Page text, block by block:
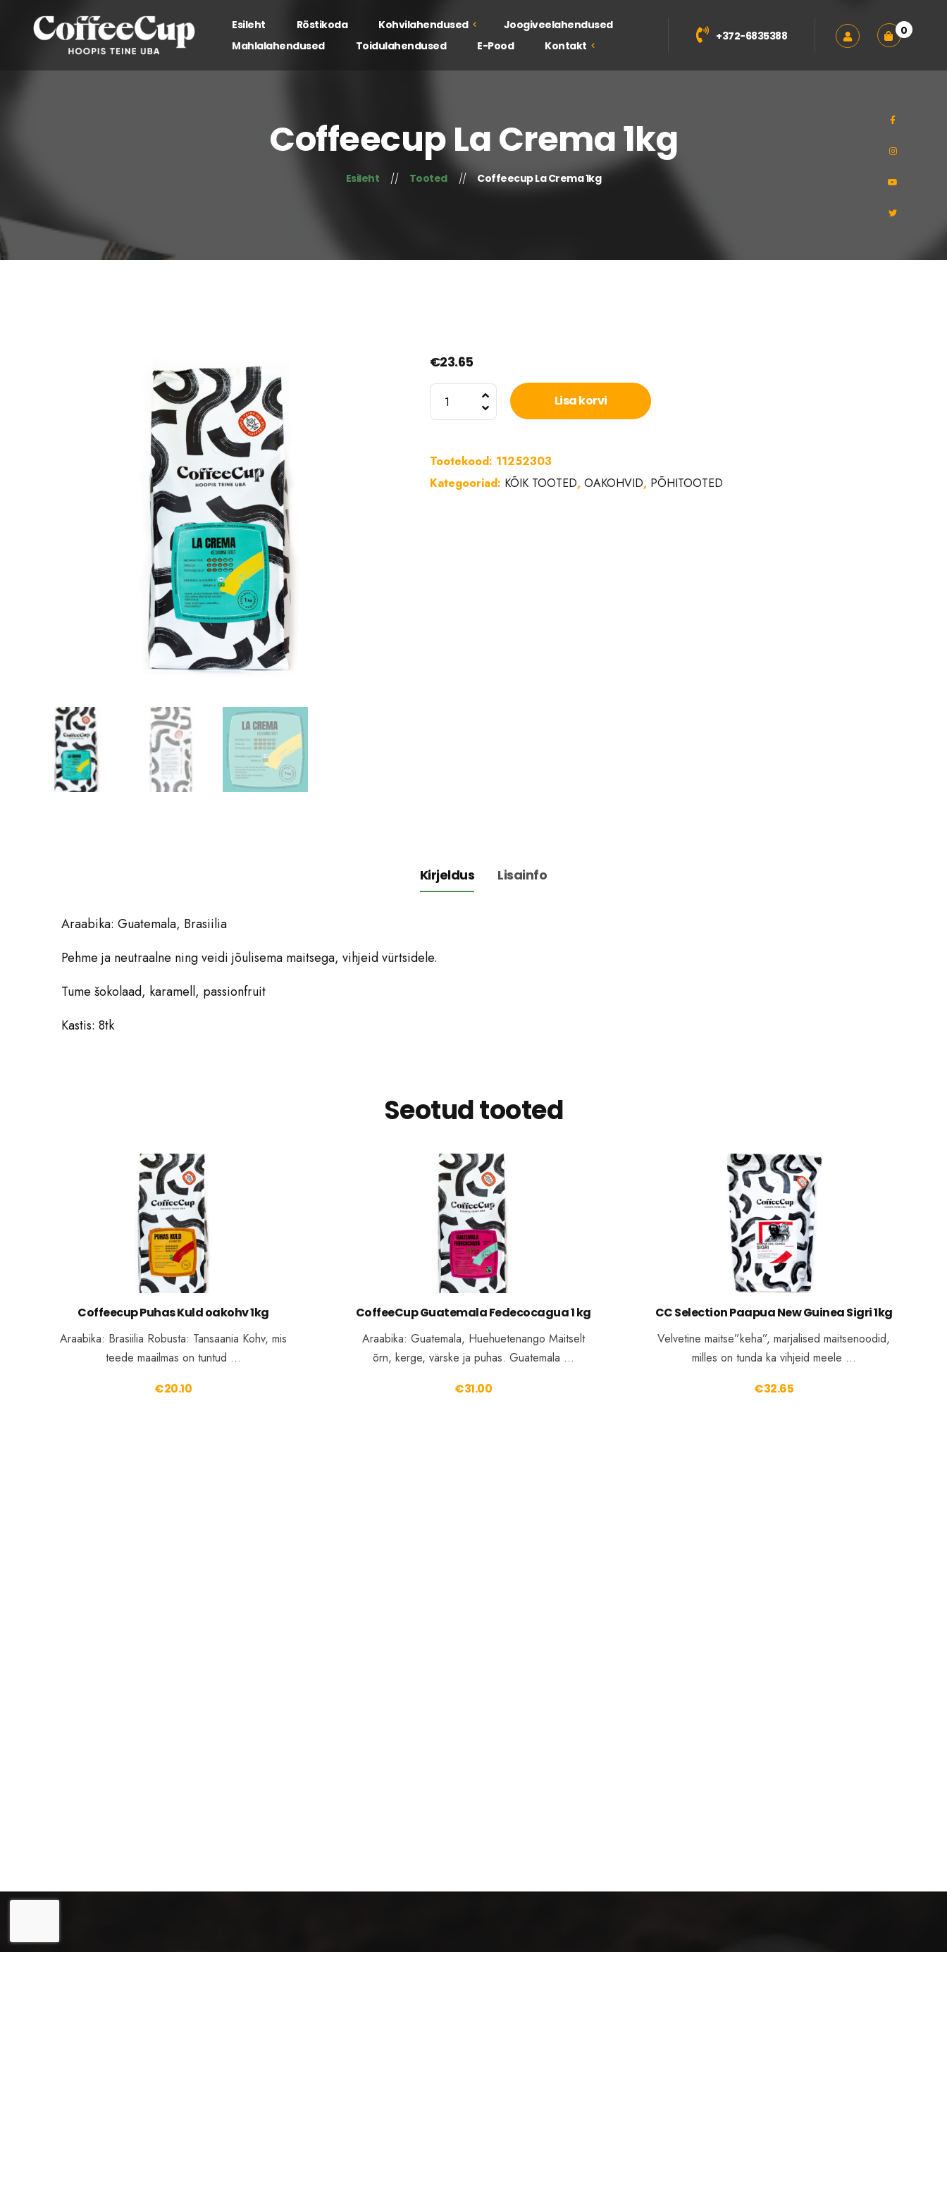
Esileht Röstikoda Kohvilahendused
Degusteerimised
Kehv kohvikogemus?
Joogiveelahendused
Mahlalahendused
Toidulahendused E-Pood Kontakt
Jätkusuutlikkus
+372-6835388 0
Coffeecup La Crema 1kg
Esileht Tooted Coffeecup La Crema 1kg
€23.65
Coffeecup
La
1kg
kogus
Lisa korvi
Tootekood: 11252303
Kategooriad: KÕIK TOOTED, OAKOHVID, PÕHITOOTED
Kirjeldus Lisainfo
Araabika: Guatemala, Brasiilia
Pehme ja neutraalne ning veidi jõulisema maitsega, vihjeid vürtsidele.
Tume šokolaad, karamell, passionfruit
Kastis: 8tk
Seotud tooted
Coffeecup Puhas Kuld oakohv 1kg
Araabika: Brasiilia Robusta: Tansaania Kohv, mis
teede maailmas on tuntud …
€20.10
CoffeeCup Guatemala Fedecocagua 1 kg
Araabika: Guatemala, Huehuetenango Maitselt
õrn, kerge, värske ja puhas. Guatemala …
€31.00
CC Selection Paapua New Guinea Sigri 1kg
Velvetine maitse”keha”, marjalised maitsenoodid,
milles on tunda ka vihjeid meele …
€32.65